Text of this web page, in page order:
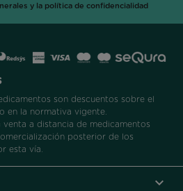
y la política de confidencialidad
son descuentos sobre el
en la normativa vigente.
a distancia de medicamentos
posterior de los
esta vía.
